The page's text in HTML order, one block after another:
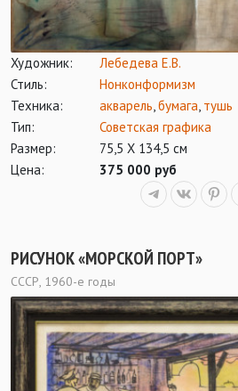
Художник:
Лебедева Е.В.
Стиль:
Нонконформизм
Техника:
акварель,бумага, тушь
Тип:
Советская графика
Размер:
75,5 Х 134,5 см
Цена:
375 000 руб
РИСУНОК «МОРСКОЙ ПОРТ»
СССР, 1960-е годы